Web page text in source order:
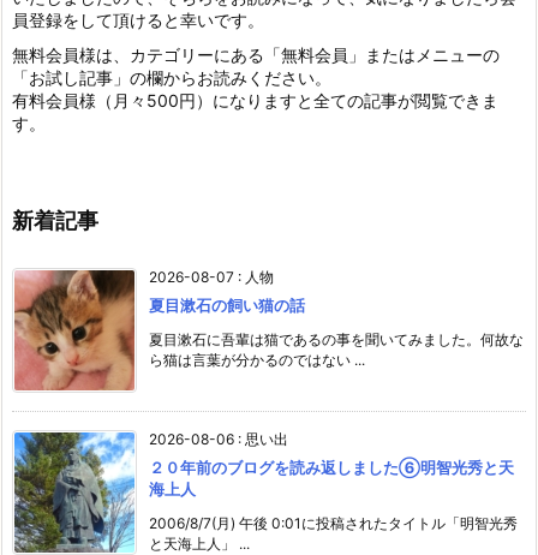
員登録をして頂けると幸いです。
無料会員様は、カテゴリーにある「無料会員」またはメニューの
「お試し記事」の欄からお読みください。
有料会員様（月々500円）になりますと全ての記事が閲覧できま
す。
新着記事
2026-08-07 : 人物
夏目漱石の飼い猫の話
夏目漱石に吾輩は猫であるの事を聞いてみました。何故な
ら猫は言葉が分かるのではない ...
2026-08-06 : 思い出
２０年前のブログを読み返しました⑥明智光秀と天
海上人
2006/8/7(月) 午後 0:01に投稿されたタイトル「明智光秀
と天海上人」 ...